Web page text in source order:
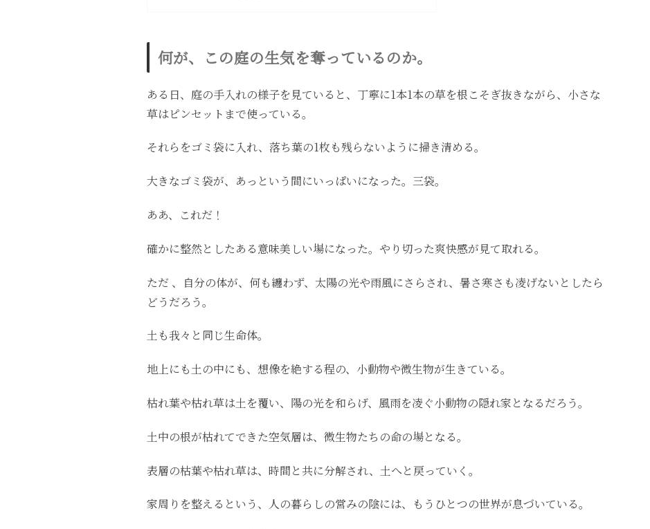
何が、この庭の生気を奪っているのか。
ある日、庭の手入れの様子を見ていると、丁寧に1本1本の草を根こそぎ抜きながら、小さな
草はピンセットまで使っている。
それらをゴミ袋に入れ、落ち葉の1枚も残らないように掃き清める。
大きなゴミ袋が、あっという間にいっぱいになった。三袋。
ああ、これだ！
確かに整然としたある意味美しい場になった。やり切った爽快感が見て取れる。
ただ 、自分の体が、何も纏わず、太陽の光や雨風にさらされ、暑さ寒さも凌げないとしたら
どうだろう。
土も我々と同じ生命体。
地上にも土の中にも、想像を絶する程の、小動物や微生物が生きている。
枯れ葉や枯れ草は土を覆い、陽の光を和らげ、風雨を凌ぐ小動物の隠れ家となるだろう。
土中の根が枯れてできた空気層は、微生物たちの命の場となる。
表層の枯葉や枯れ草は、時間と共に分解され、土へと戻っていく。
家周りを整えるという、人の暮らしの営みの陰には、もうひとつの世界が息づいている。